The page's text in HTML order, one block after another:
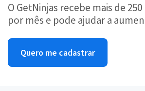
O GetNinjas recebe mais de
por mês e pode ajudar a
Quero me cadastrar